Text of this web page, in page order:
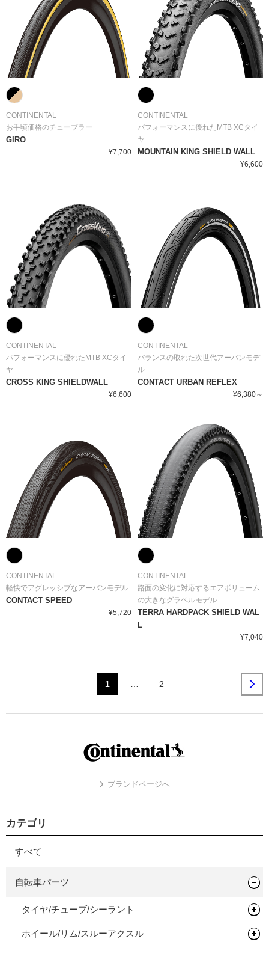
CONTINENTAL
お手頃価格のチューブラー
GIRO
¥7,700
CONTINENTAL
パフォーマンスに優れたMTB XCタイ
ヤ
MOUNTAIN KING SHIELD WALL
¥6,600
CONTINENTAL
パフォーマンスに優れたMTB XCタイ
ヤ
CROSS KING SHIELDWALL
¥6,600
CONTINENTAL
バランスの取れた次世代アーバンモデ
ル
CONTACT URBAN REFLEX
¥6,380～
CONTINENTAL
軽快でアグレッシブなアーバンモデル
CONTACT SPEED
¥5,720
CONTINENTAL
路面の変化に対応するエアボリューム
の大きなグラベルモデル
TERRA HARDPACK SHIELD WAL
L
¥7,040
1 2
ブランドページへ
カテゴリ
すべて
自転車パーツ
タイヤ/チューブ/シーラント
ロードタイヤ（クリンチャー）
ホイール/リム/スルーアクスル